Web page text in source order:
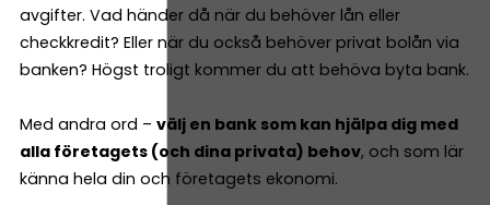
avgifter. Vad händer då när du behöver lån eller
checkkredit? Eller när du också behöver privat bolån via
banken? Högst troligt kommer du att behöva byta bank.
Med andra ord – välj en bank som kan hjälpa dig med
alla företagets (och dina privata) behov, och som lär
känna hela din och företagets ekonomi.